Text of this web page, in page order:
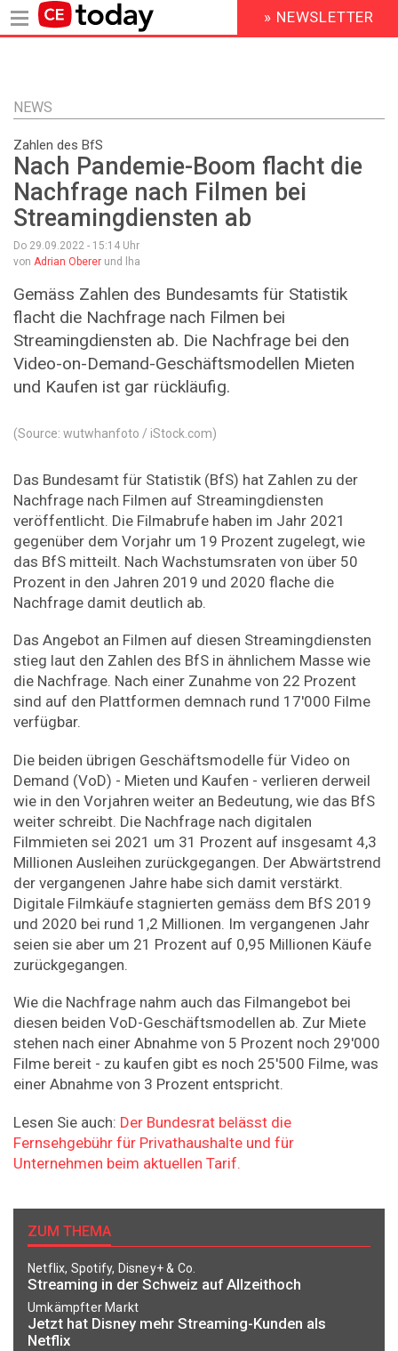
Inhalt
HEADER
MENU
» NEWSLETTER
NEWS
Zahlen des BfS
Nach Pandemie-Boom flacht die
Nachfrage nach Filmen bei
Streamingdiensten ab
Do 29.09.2022 - 15:14 Uhr
von Adrian Oberer und lha
Gemäss Zahlen des Bundesamts für Statistik
flacht die Nachfrage nach Filmen bei
Streamingdiensten ab. Die Nachfrage bei den
Video-on-Demand-Geschäftsmodellen Mieten
und Kaufen ist gar rückläufig.
(Source: wutwhanfoto / iStock.com)
Das Bundesamt für Statistik (BfS) hat Zahlen zu der
Nachfrage nach Filmen auf Streamingdiensten
veröffentlicht. Die Filmabrufe haben im Jahr 2021
gegenüber dem Vorjahr um 19 Prozent zugelegt, wie
das BfS mitteilt. Nach Wachstumsraten von über 50
Prozent in den Jahren 2019 und 2020 flache die
Nachfrage damit deutlich ab.
Das Angebot an Filmen auf diesen Streamingdiensten
stieg laut den Zahlen des BfS in ähnlichem Masse wie
die Nachfrage. Nach einer Zunahme von 22 Prozent
sind auf den Plattformen demnach rund 17'000 Filme
verfügbar.
Die beiden übrigen Geschäftsmodelle für Video on
Demand (VoD) - Mieten und Kaufen - verlieren derweil
wie in den Vorjahren weiter an Bedeutung, wie das BfS
weiter schreibt. Die Nachfrage nach digitalen
Filmmieten sei 2021 um 31 Prozent auf insgesamt 4,3
Millionen Ausleihen zurückgegangen. Der Abwärtstrend
der vergangenen Jahre habe sich damit verstärkt.
Digitale Filmkäufe stagnierten gemäss dem BfS 2019
und 2020 bei rund 1,2 Millionen. Im vergangenen Jahr
seien sie aber um 21 Prozent auf 0,95 Millionen Käufe
zurückgegangen.
Wie die Nachfrage nahm auch das Filmangebot bei
diesen beiden VoD-Geschäftsmodellen ab. Zur Miete
stehen nach einer Abnahme von 5 Prozent noch 29'000
Filme bereit - zu kaufen gibt es noch 25'500 Filme, was
einer Abnahme von 3 Prozent entspricht.
Lesen Sie auch: Der Bundesrat belässt die
Fernsehgebühr für Privathaushalte und für
Unternehmen beim aktuellen Tarif.
ZUM THEMA
Netflix, Spotify, Disney+ & Co.
Streaming in der Schweiz auf Allzeithoch
Umkämpfter Markt
Jetzt hat Disney mehr Streaming-Kunden als
Netflix